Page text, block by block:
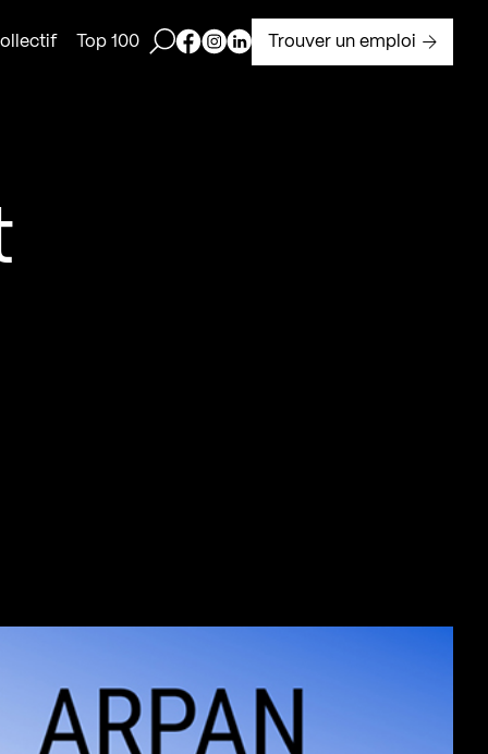
Top 100 Ouvrir la barre de recherche
Page Facebook de Kollectif
Page Instagram de Kollectif
Page Linkedin de Kollectif
Trouver un emploi